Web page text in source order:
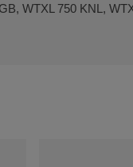
WTXL 750 KNL,